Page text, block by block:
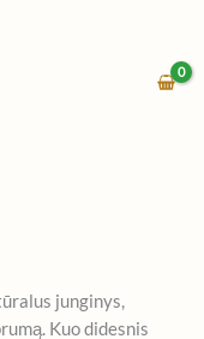
junginys,
Kuo didesnis